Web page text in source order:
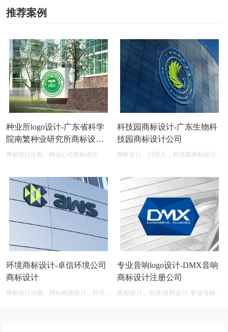
推荐案例
种业所logo设计-广东省科学
院南繁种业研究所商标设计
公司
商标设计注册、种业公司商标设计
科技园商标设计-广东生物科
技园商标设计公司
商标设计、VI导入，科技园商标设计在
环境商标设计-卓信环境公司
商标设计
商标设计注册、网站画册设计，环境商
专业音响logo设计-DMX音响
商标设计注册公司
商标设计、包装物料设计,专业音响公